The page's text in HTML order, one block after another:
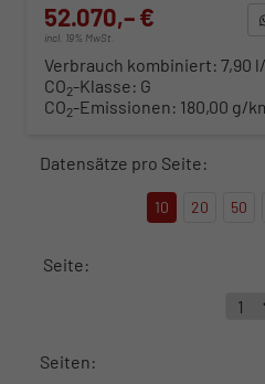
52.070,– €
incl. 19% MwSt.
Verbrauch kombiniert: 7,90
CO2-Klasse: G
CO2-Emissionen: 180,00 g/
Datensätze pro Seite:
10 20 50
Seite:
Seiten: